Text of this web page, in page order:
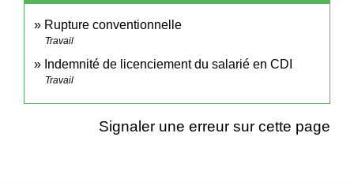
Rupture conventionnelle
Travail
Indemnité de licenciement du salarié en CDI
Travail
Signaler une erreur sur cette page